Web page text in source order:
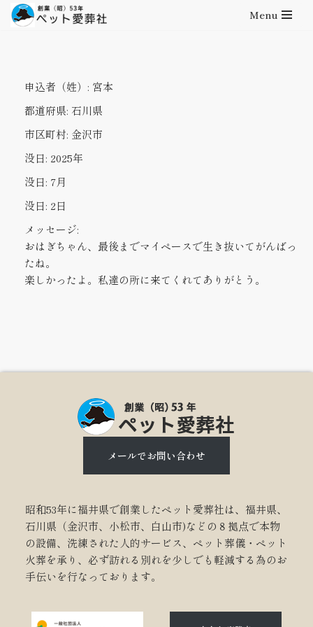
Menu
申込者（姓）: 宮本
都道府県: 石川県
市区町村: 金沢市
没日: 2025年
没日: 7月
没日: 2日
メッセージ:
おはぎちゃん、最後までマイペースで生き抜いてがんばっ
たね。
楽しかったよ。私達の所に来てくれてありがとう。
メールでお問い合わせ
昭和53年に福井県で創業したペット愛葬社は、福井県、
石川県（金沢市、小松市、白山市)などの８拠点で本物
の設備、洗練された人的サービス、ペット葬儀・ペット
火葬を承り、必ず訪れる別れを少しでも軽減する為のお
手伝いを行なっております。